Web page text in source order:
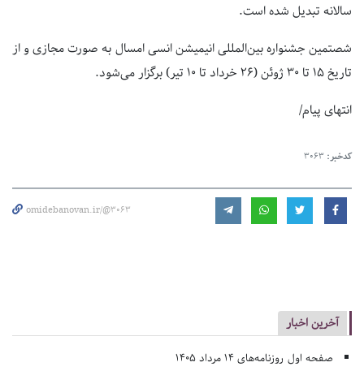
سالانه تبدیل شده است.
شصتمین جشنواره بین‌المللی انیمیشن انسی امسال به صورت مجازی و از
تاریخ ۱۵ تا ۳۰ ژوئن (۲۶ خرداد تا ۱۰ تیر) برگزار می‌شود.
انتهای پیام/
کدخبر: 3063
omidebanovan.ir/@3063
آخرین اخبار
صفحه اول روزنامه‌های 14 مرداد 1405